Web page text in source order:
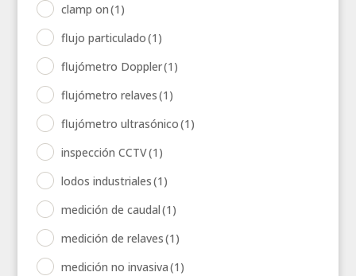
clamp on(1)
flujo particulado(1)
flujómetro Doppler(1)
flujómetro relaves(1)
flujómetro ultrasónico(1)
inspección CCTV(1)
lodos industriales(1)
medición de caudal(1)
medición de relaves(1)
medición no invasiva(1)